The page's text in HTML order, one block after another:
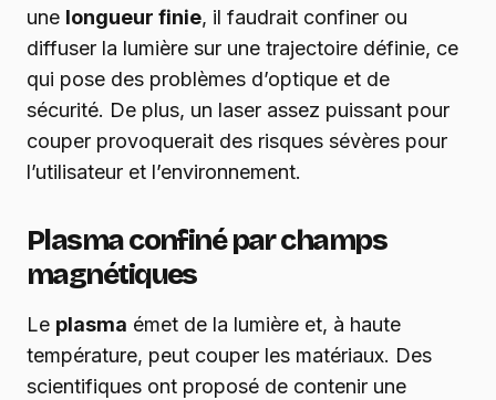
une longueur finie, il faudrait confiner ou
diffuser la lumière sur une trajectoire définie, ce
qui pose des problèmes d’optique et de
sécurité. De plus, un laser assez puissant pour
couper provoquerait des risques sévères pour
l’utilisateur et l’environnement.
Plasma confiné par champs
magnétiques
Le plasma émet de la lumière et, à haute
température, peut couper les matériaux. Des
scientifiques ont proposé de contenir une